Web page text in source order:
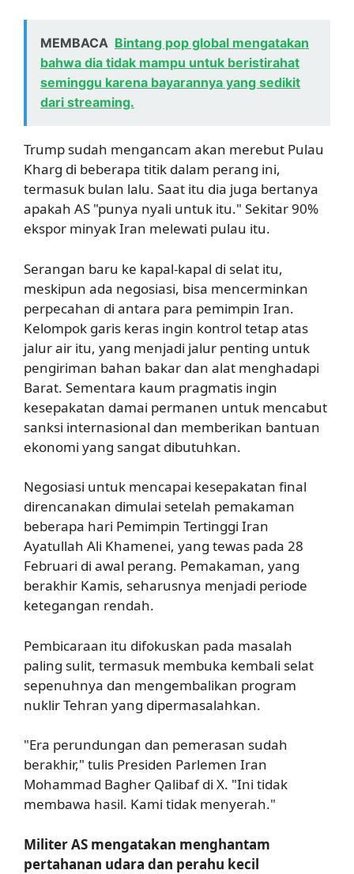
MEMBACA Bintang pop global mengatakan
bahwa dia tidak mampu untuk beristirahat
seminggu karena bayarannya yang sedikit
dari streaming.
Trump sudah mengancam akan merebut Pulau
Kharg di beberapa titik dalam perang ini,
termasuk bulan lalu. Saat itu dia juga bertanya
apakah AS "punya nyali untuk itu." Sekitar 90%
ekspor minyak Iran melewati pulau itu.
Serangan baru ke kapal-kapal di selat itu,
meskipun ada negosiasi, bisa mencerminkan
perpecahan di antara para pemimpin Iran.
Kelompok garis keras ingin kontrol tetap atas
jalur air itu, yang menjadi jalur penting untuk
pengiriman bahan bakar dan alat menghadapi
Barat. Sementara kaum pragmatis ingin
kesepakatan damai permanen untuk mencabut
sanksi internasional dan memberikan bantuan
ekonomi yang sangat dibutuhkan.
Negosiasi untuk mencapai kesepakatan final
direncanakan dimulai setelah pemakaman
beberapa hari Pemimpin Tertinggi Iran
Ayatullah Ali Khamenei, yang tewas pada 28
Februari di awal perang. Pemakaman, yang
berakhir Kamis, seharusnya menjadi periode
ketegangan rendah.
Pembicaraan itu difokuskan pada masalah
paling sulit, termasuk membuka kembali selat
sepenuhnya dan mengembalikan program
nuklir Tehran yang dipermasalahkan.
"Era perundungan dan pemerasan sudah
berakhir," tulis Presiden Parlemen Iran
Mohammad Bagher Qalibaf di X. "Ini tidak
membawa hasil. Kami tidak menyerah."
Militer AS mengatakan menghantam
pertahanan udara dan perahu kecil